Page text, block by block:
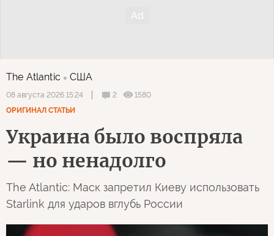
The Atlantic США
08 августа 2026 15:24 2
1580
ОРИГИНАЛ СТАТЬИ
Украина было воспряла
— но ненадолго
The Atlantic: Маск запретил Киеву использовать
Starlink для ударов вглубь России